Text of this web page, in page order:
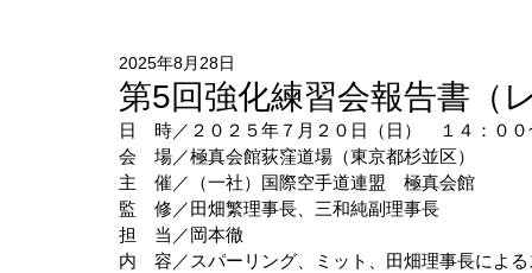
第5回強化練習会報告書（
2025年8月28日
日　時／２０２５年７月２０日（日）　１４：０
会　場／極真会館荻窪道場（東京都杉並区）
主　催／（一社）国際空手道連盟　極真会館
監　修／田畑繁理事長、三和純副理事長
担　当／岡本徹
内　容／スパーリング、ミット、田畑理事長によ